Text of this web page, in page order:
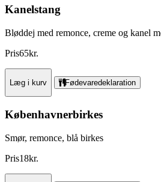
Kanelstang
Bløddej med remonce, creme og kanel
Pris65kr.
Læg i kurv Fødevaredeklaration
Københavnerbirkes
Smør, remonce, blå birkes
Pris18kr.